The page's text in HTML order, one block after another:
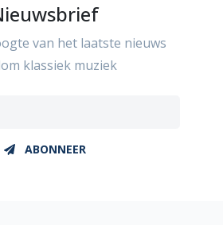
van het laatste nieuws
klassiek muziek
ABONNEER